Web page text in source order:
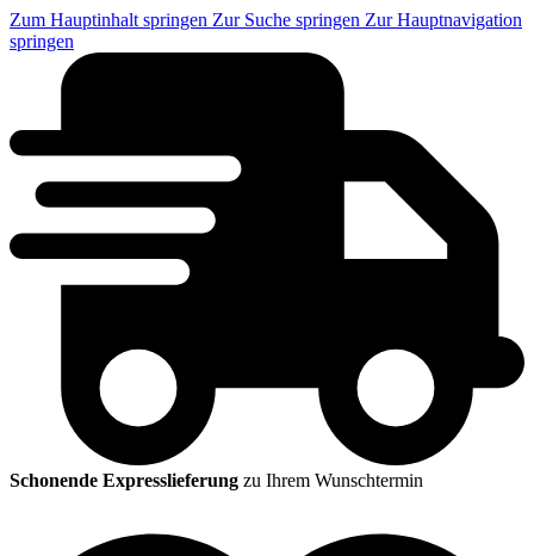
Zum Hauptinhalt springen Zur Suche springen Zur Hauptnavigation
springen
Schonende Expresslieferung zu Ihrem Wunschtermin